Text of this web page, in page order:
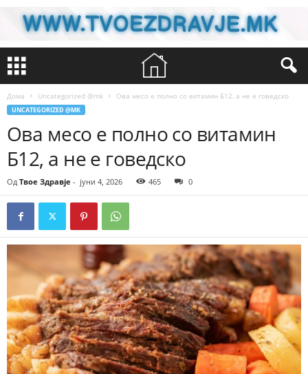
Дома Uncategorized @mk Ова месо е полно со витамин Б12, а не е говедско
UNCATEGORIZED @MK
Ова месо е полно со витамин
Б12, а не е говедско
Од Твое Здравје - јуни 4, 2026 465 0